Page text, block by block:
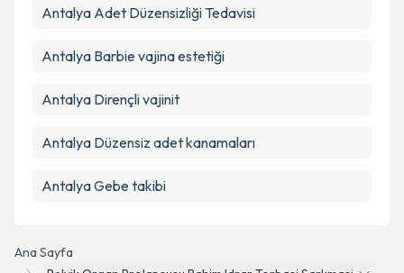
Ana Sayfa
Antalya Adet Düzensizliği Tedavisi
Antalya Barbie vajina estetiği
Antalya Dirençli vajinit
Antalya Düzensiz adet kanamaları
Antalya Gebe takibi